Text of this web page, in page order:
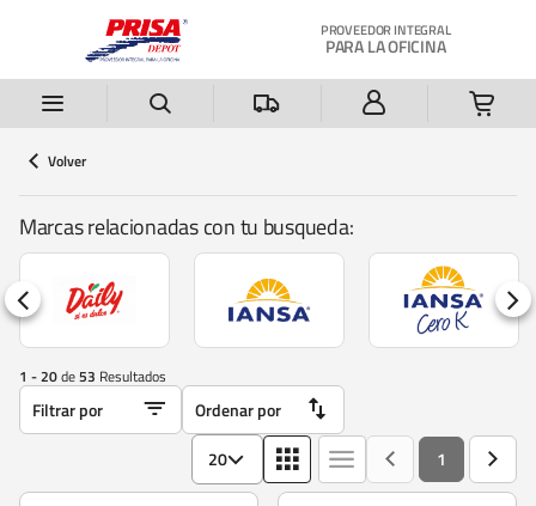
PROVEEDOR INTEGRAL
PARA LA OFICINA
Volver
Marcas relacionadas con tu busqueda:
1 - 20de53 Resultados
20 1